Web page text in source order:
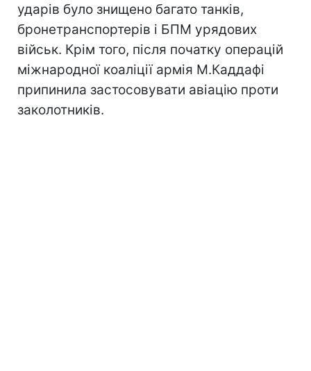
ударів було знищено багато танків,
бронетранспортерів і БПМ урядових
військ. Крім того, після початку операцій
міжнародної коаліції армія М.Каддафі
припинила застосовувати авіацію проти
заколотників.